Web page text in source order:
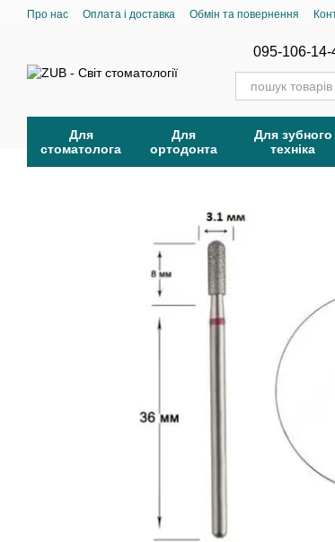
Перейти до основного контенту
Про нас Оплата і доставка Обмін та повернення
095-106-14-
Для
стоматолога
Для
ортодонта
Для зубного
техніка